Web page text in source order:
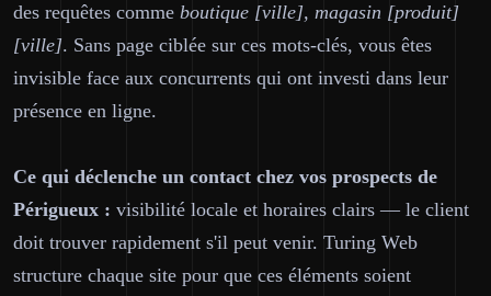
des requêtes comme boutique [ville], magasin [produit]
[ville]. Sans page ciblée sur ces mots-clés, vous êtes
invisible face aux concurrents qui ont investi dans leur
présence en ligne.
Ce qui déclenche un contact chez vos prospects de
Périgueux : visibilité locale et horaires clairs — le client
doit trouver rapidement s'il peut venir. Turing Web
structure chaque site pour que ces éléments soient